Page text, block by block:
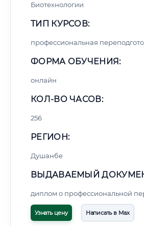
Биотехнологии
ТИП КУРСОВ:
профессиональная
ФОРМА ОБУЧЕНИЯ:
онлайн
КОЛ-ВО ЧАСОВ:
256
РЕГИОН:
Душанбе
ВЫДАВАЕМЫЙ
диплом о профессиональной
Узнать цену Написать в Max